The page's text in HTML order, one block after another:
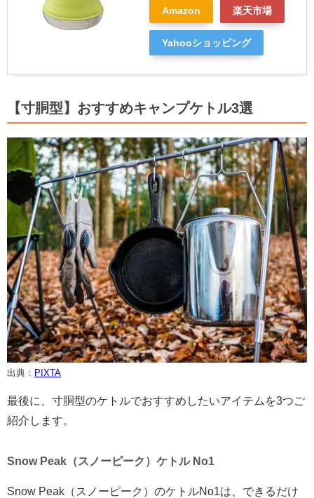
Amazon 楽天市場
Yahooショッピング
【寸胴型】おすすめキャンプケトル3選
出典： PIXTA
最後に、寸胴型のケトルでおすすめしたいアイテムを3つご
紹介します。
Snow Peak（スノーピーク）ケトル No1
Snow Peak（スノーピーク）のケトルNo1は、できるだけ